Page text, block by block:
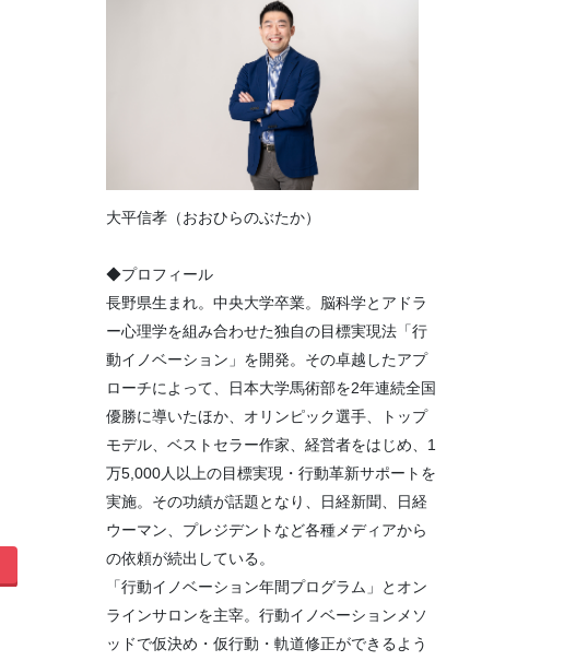
大平信孝（おおひらのぶたか）
◆プロフィール
長野県生まれ。中央大学卒業。脳科学とアドラ
ー心理学を組み合わせた独自の目標実現法「行
動イノベーション」を開発。その卓越したアプ
ローチによって、日本大学馬術部を2年連続全国
優勝に導いたほか、オリンピック選手、トップ
モデル、ベストセラー作家、経営者をはじめ、1
万5,000人以上の目標実現・行動革新サポートを
実施。その功績が話題となり、日経新聞、日経
ウーマン、プレジデントなど各種メディアから
の依頼が続出している。
「行動イノベーション年間プログラム」とオン
ラインサロンを主宰。行動イノベーションメソ
ッドで仮決め・仮行動・軌道修正ができるよう